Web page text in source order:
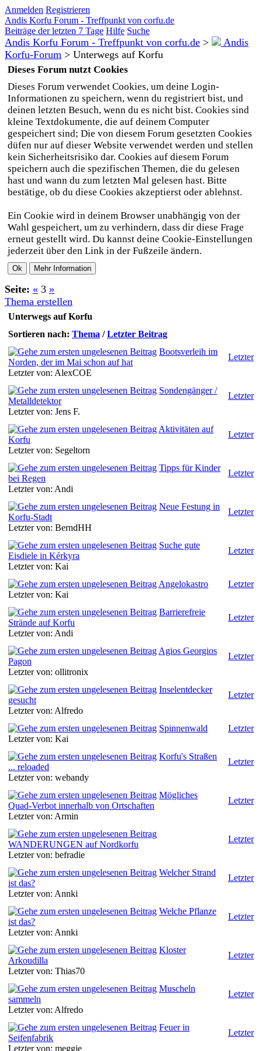
Anmelden Registrieren
Andis Korfu Forum - Treffpunkt von corfu.de
Beiträge der letzten 7 Tage Hilfe Suche
Andis Korfu Forum - Treffpunkt von corfu.de >
Andis
Korfu-Forum > Unterwegs auf Korfu
Dieses Forum nutzt Cookies
Dieses Forum verwendet Cookies, um deine Login-
Informationen zu speichern, wenn du registriert bist, und
deinen letzten Besuch, wenn du es nicht bist. Cookies sind
kleine Textdokumente, die auf deinem Computer
gespeichert sind; Die von diesem Forum gesetzten Cookies
düfen nur auf dieser Website verwendet werden und stellen
kein Sicherheitsrisiko dar. Cookies auf diesem Forum
speichern auch die spezifischen Themen, die du gelesen
hast und wann du zum letzten Mal gelesen hast. Bitte
bestätige, ob du diese Cookies akzeptierst oder ablehnst.
Ein Cookie wird in deinem Browser unabhängig von der
Wahl gespeichert, um zu verhindern, dass dir diese Frage
erneut gestellt wird. Du kannst deine Cookie-Einstellungen
jederzeit über den Link in der Fußzeile ändern.
Seite: « 3 »
Thema erstellen
Unterwegs auf Korfu
Sortieren nach: Thema /Letzter Beitrag
Bootsverleih im
Norden, der im Mai schon auf hat
Letzter von: AlexCOE
Letzter
Sondengänger /
Metalldetektor
Letzter von: Jens F.
Letzter
Aktivitäten auf
Korfu
Letzter von: Segeltorn
Letzter
Tipps für Kinder
bei Regen
Letzter von: Andi
Letzter
Neue Festung in
Korfu-Stadt
Letzter von: BerndHH
Letzter
Suche gute
Eisdiele in Kérkyra
Letzter von: Kai
Letzter
Angelokastro
Letzter von: Kai
Letzter
Barrierefreie
Strände auf Korfu
Letzter von: Andi
Letzter
Agios Georgios
Pagon
Letzter von: ollitronix
Letzter
Inselentdecker
gesucht
Letzter von: Alfredo
Letzter
Spinnenwald
Letzter von: Kai
Letzter
Korfu's Straßen
... reloaded
Letzter von: webandy
Letzter
Mögliches
Quad-Verbot innerhalb von Ortschaften
Letzter von: Armin
Letzter
WANDERUNGEN auf Nordkorfu
Letzter von: befradie
Letzter
Welcher Strand
ist das?
Letzter von: Annki
Letzter
Welche Pflanze
ist das?
Letzter von: Annki
Letzter
Kloster
Arkoudilla
Letzter von: Thias70
Letzter
Muscheln
sammeln
Letzter von: Alfredo
Letzter
Feuer in
Seifenfabrik
Letzter von: meggie
Letzter